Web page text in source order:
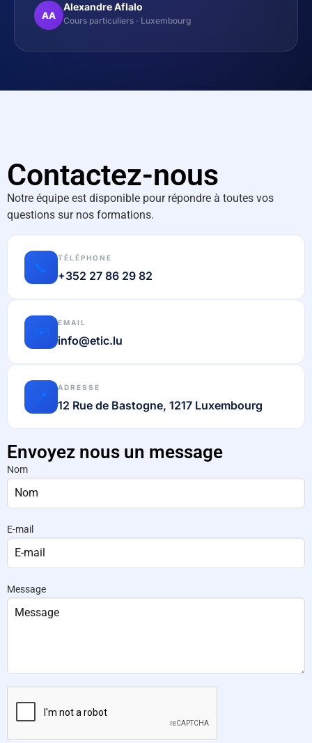
AA
Alexandre Aflalo
Cours particuliers · Luxembourg
Contactez-nous
Notre équipe est disponible pour répondre à toutes vos
questions sur nos formations.
📞
TÉLÉPHONE
+352 27 86 29 82
✉️
EMAIL
info@etic.lu
📍
ADRESSE
12 Rue de Bastogne, 1217 Luxembourg
Envoyez nous un message
Nom
E-mail
Message